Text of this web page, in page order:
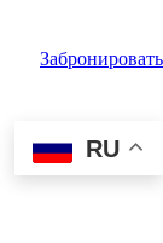
RU
Забронировать